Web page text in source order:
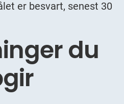
er besvart, senest 30
du